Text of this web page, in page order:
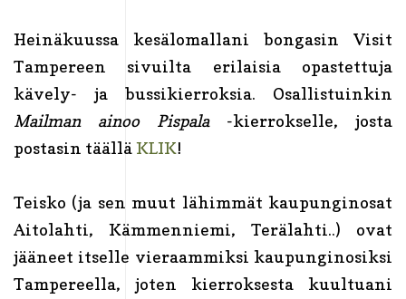
Heinäkuussa kesälomallani bongasin Visit
Tampereen sivuilta erilaisia opastettuja
kävely- ja bussikierroksia. Osallistuinkin
Mailman ainoo Pispala-kierrokselle, josta
postasin täälläKLIK!
Teisko (ja sen muut lähimmät kaupunginosat
Aitolahti, Kämmenniemi, Terälahti..) ovat
jääneet itselle vieraammiksi kaupunginosiksi
Tampereella, joten kierroksesta kuultuani